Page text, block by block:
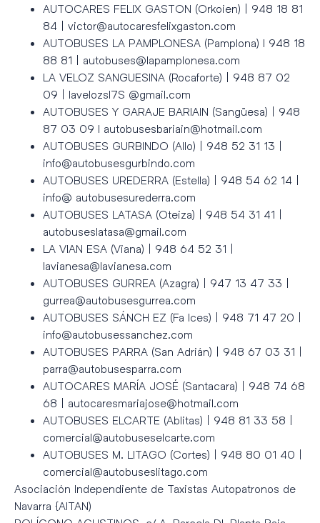
AUTOCARES FELIX GASTON (Orkoien) | 948 18 81
84 | victor@autocaresfelixgaston.com
AUTOBUSES LA PAMPLONESA (Pamplona) l 948 18
88 81 | autobuses@lapamplonesa.com
LA VELOZ SANGUESINA (Rocaforte) | 948 87 02
09 | lavelozsl7S @gmail.com
AUTOBUSES Y GARAJE BARIAIN (Sangüesa) | 948
87 03 09 I autobusesbariain@hotmail.com
AUTOBUSES GURBINDO (Allo) | 948 52 31 13 |
info@autobusesgurbindo.com
AUTOBUSES UREDERRA (Estella) | 948 54 62 14 |
info@ autobusesurederra.com
AUTOBUSES LATASA (Oteiza) | 948 54 31 41 |
autobuseslatasa@gmail.com
LA VIAN ESA (Viana) | 948 64 52 31 |
lavianesa@lavianesa.com
AUTOBUSES GURREA (Azagra) | 947 13 47 33 |
gurrea@autobusesgurrea.com
AUTOBUSES SÁNCH EZ (Fa Ices) | 948 71 47 20 |
info@autobusessanchez.com
AUTOBUSES PARRA (San Adrián) | 948 67 03 31 |
parra@autobusesparra.com
AUTOCARES MARÍA JOSÉ (Santacara) | 948 74 68
68 | autocaresmariajose@hotmail.com
AUTOBUSES ELCARTE (Ablitas) | 948 81 33 58 |
comercial@autobuseselcarte.com
AUTOBUSES M. LITAGO (Cortes) | 948 80 01 40 |
comercial@autobuseslitago.com
Asociación Independiente de Taxistas Autopatronos de
Navarra {AITAN)